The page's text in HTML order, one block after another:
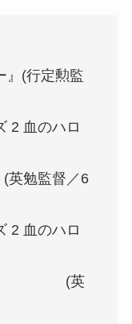
』(行定勲監
2 血のハロ
／6
2 血のハロ